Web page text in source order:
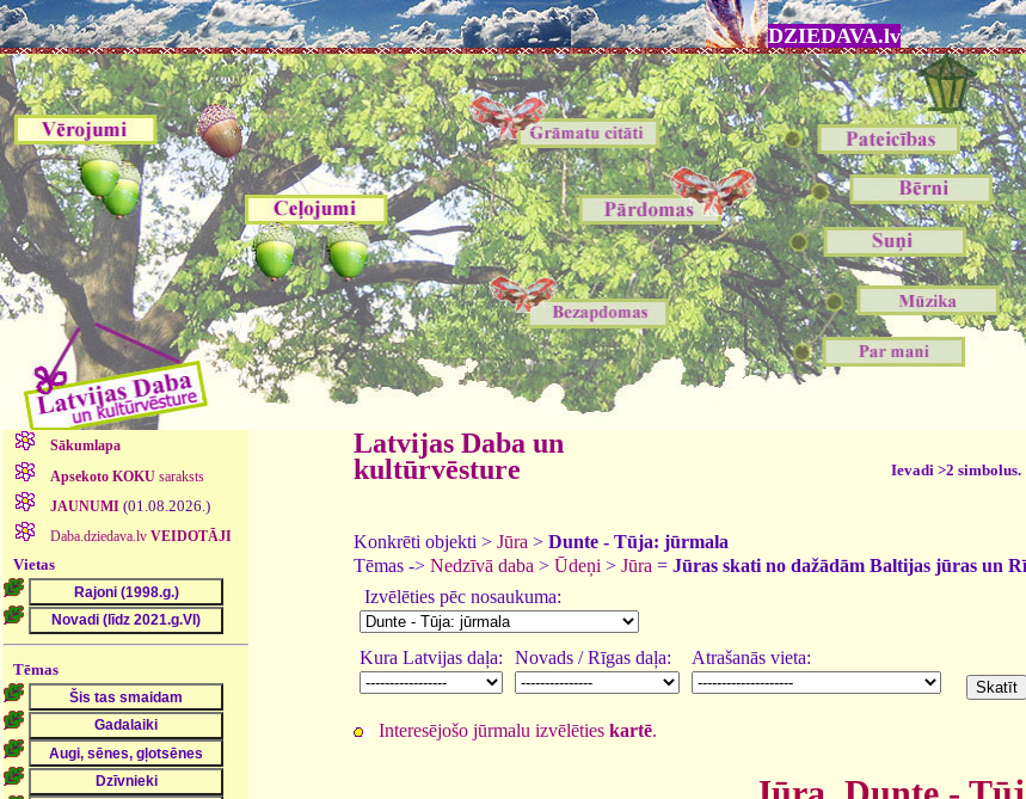
DZIEDAVA.lv
Sākumlapa
Apsekoto KOKUsaraksts
JAUNUMI (01.08.2026.)
Daba.dziedava.lv VEIDOTĀJI
Vietas
Tēmas
Latvijas Daba un
kultūrvēsture
Ievadi >2 simbolus.
Konkrēti objekti > Jūra > Dunte - Tūja: jūrmala
Tēmas -> Nedzīvā daba > Ūdeņi > Jūra = Jūras skati no dažādām Baltijas jūras un
Izvēlēties pēc nosaukuma:
Kura Latvijas daļa: Novads / Rīgas daļa: Atrašanās vieta:
Interesējošo jūrmalu izvēlēties kartē.